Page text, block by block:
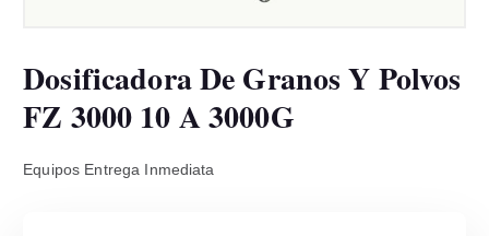
Dosificadora De Granos Y Polvos
FZ 3000 10 A 3000G
Equipos Entrega Inmediata